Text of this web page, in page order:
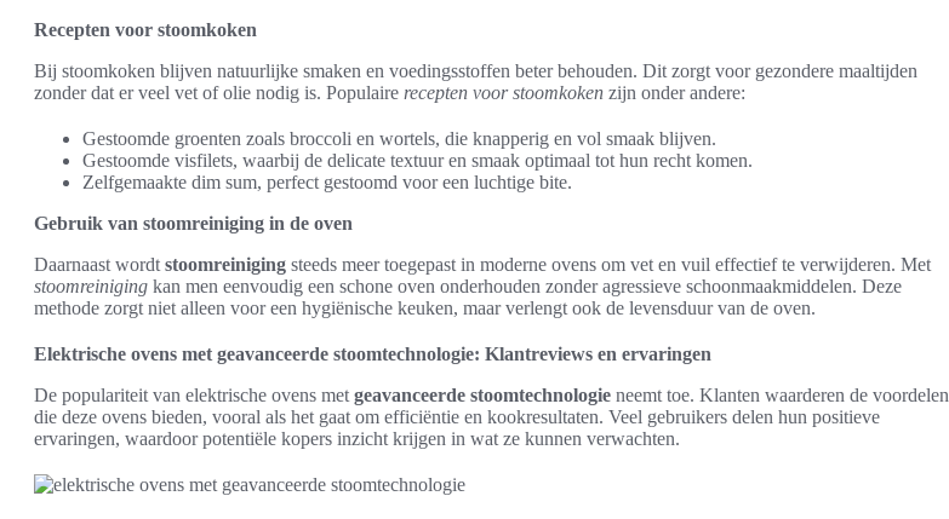
Recepten voor stoomkoken
Bij stoomkoken blijven natuurlijke smaken en voedingsstoffen beter behouden. Dit zorgt voor gezondere maaltijden
zonder dat er veel vet of olie nodig is. Populaire recepten voor stoomkoken zijn onder andere:
Gestoomde groenten zoals broccoli en wortels, die knapperig en vol smaak blijven.
Gestoomde visfilets, waarbij de delicate textuur en smaak optimaal tot hun recht komen.
Zelfgemaakte dim sum, perfect gestoomd voor een luchtige bite.
Gebruik van stoomreiniging in de oven
Daarnaast wordt stoomreiniging steeds meer toegepast in moderne ovens om vet en vuil effectief te verwijderen. Met
stoomreiniging kan men eenvoudig een schone oven onderhouden zonder agressieve schoonmaakmiddelen. Deze
methode zorgt niet alleen voor een hygiënische keuken, maar verlengt ook de levensduur van de oven.
Elektrische ovens met geavanceerde stoomtechnologie: Klantreviews en ervaringen
De populariteit van elektrische ovens met geavanceerde stoomtechnologie neemt toe. Klanten waarderen de voordelen
die deze ovens bieden, vooral als het gaat om efficiëntie en kookresultaten. Veel gebruikers delen hun positieve
ervaringen, waardoor potentiële kopers inzicht krijgen in wat ze kunnen verwachten.